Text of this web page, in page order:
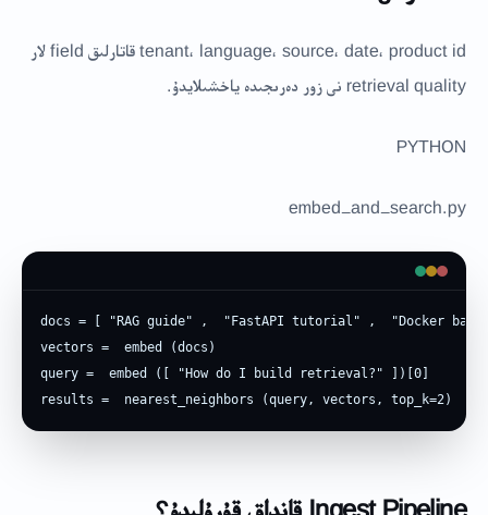
tenant، language، source، date، product id قاتارلىق field لار
retrieval quality نى زور دەرىجىدە ياخشىلايدۇ.
PYTHON
embed_and_search.py
docs = [ "RAG guide" ,  "FastAPI tutorial" ,  "Docker
vectors =  embed (docs)
query =  embed ([ "How do I build retrieval?" ])[0]
results =  nearest_neighbors (query, vectors, top_k=2)
Ingest Pipeline قانداق قۇرۇلىدۇ؟